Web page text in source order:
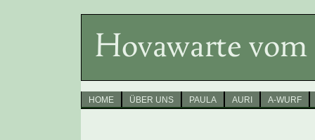
HOME ÜBER UNS PAULA AURI A-WURF